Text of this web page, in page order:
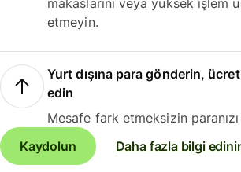
makaslarını veya yüksek işlem
etmeyin.
Yurt dışına para gönderin,
edin
Mesafe fark etmeksizin paranızı
Kaydolun
Daha fazla bilgi